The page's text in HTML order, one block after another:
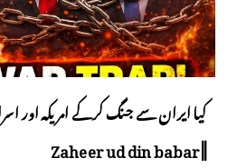
کیا ایران سے جنگ کرکے امریکہ اور
||Zaheer ud din babar